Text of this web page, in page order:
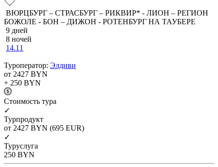
ВЮРЦБУРГ – СТРАСБУРГ – РИКВИР* - ЛИОН – РЕГИОН
БОЖОЛЕ - БОН – ДИЖОН - РОТЕНБУРГ НА ТАУБЕРЕ
9 дней
8 ночей
14.11
Туроператор: Элдиви
от 2427 BYN
+ 250 BYN
Cтоимость тура
✓
Турпродукт
от 2427 BYN (695 EUR)
✓
Туруслуга
250 BYN